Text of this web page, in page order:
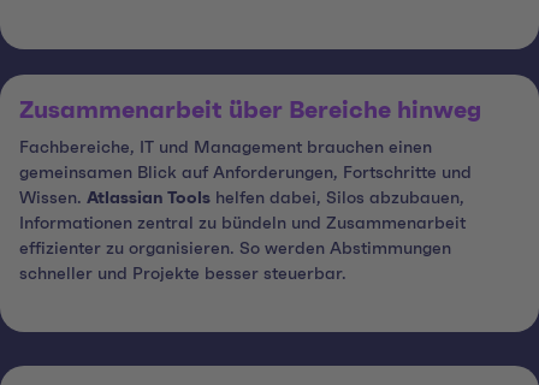
Zusammenarbeit über Bereiche hinweg
Fachbereiche, IT und Management brauchen einen
gemeinsamen Blick auf Anforderungen, Fortschritte und
Wissen. Atlassian Tools helfen dabei, Silos abzubauen,
Informationen zentral zu bündeln und Zusammenarbeit
effizienter zu organisieren. So werden Abstimmungen
schneller und Projekte besser steuerbar.